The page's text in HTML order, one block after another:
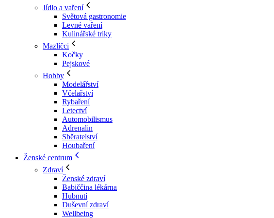
Jídlo a vaření
Světová gastronomie
Levné vaření
Kulinářské triky
Mazlíčci
Kočky
Pejskové
Hobby
Modelářství
Včelařství
Rybaření
Letectví
Automobilismus
Adrenalin
Sběratelství
Houbaření
Ženské centrum
Zdraví
Ženské zdraví
Babiččina lékárna
Hubnutí
Duševní zdraví
Wellbeing